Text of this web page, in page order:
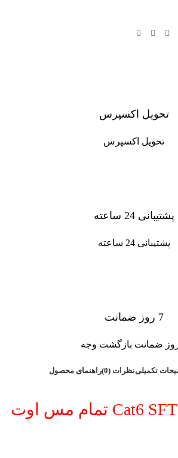
تحویل اکسپرس
تحویل اکسپرس
پشتیبانی 24 ساعته
پشتیبانی 24 ساعته
7 روز ضمانت
تکمیلینظرات (0) راهنمای محصول
کابل شبکه Cat6 SFTP تمام مس اوت